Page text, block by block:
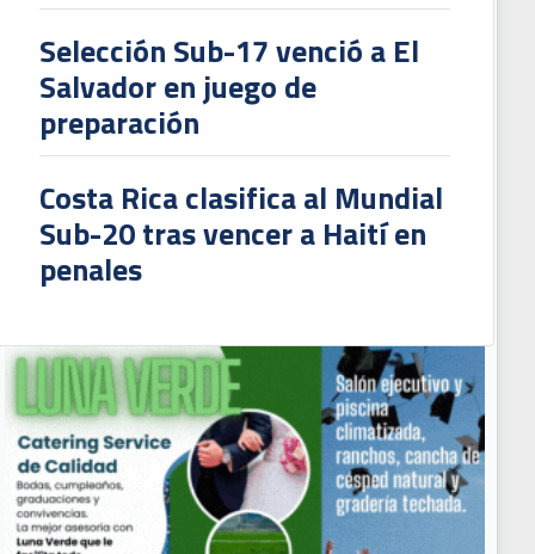
Selección Sub-17 venció a El
Salvador en juego de
preparación
Costa Rica clasifica al Mundial
Sub-20 tras vencer a Haití en
penales